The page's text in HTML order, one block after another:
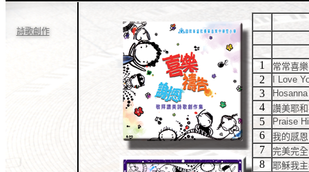
詩歌創作
1 常常喜樂
2 I Love
3 Hosanna
4 讚美耶
5 Praise
6 我的感恩
7 完美完
8 耶穌我